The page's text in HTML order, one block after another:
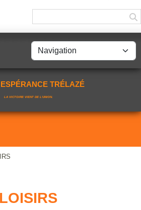
ESPÉRANCE TRÉLAZÉ
LA VICTOIRE VIENT DE L'UNION.
LOISIRS
cookies